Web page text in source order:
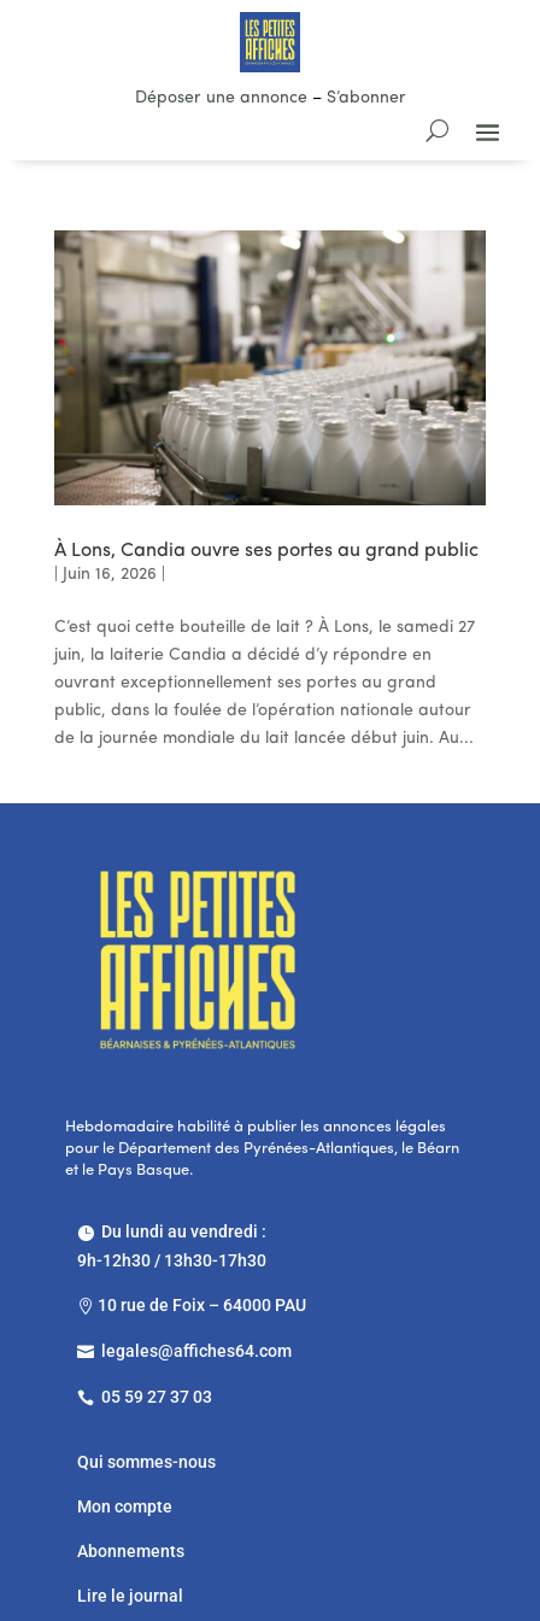
Déposer une annonce– S’abonner
À Lons, Candia ouvre ses portes au grand public
Juin 16, 2026
C’est quoi cette bouteille de lait ? À Lons, le samedi 27
juin, la laiterie Candia a décidé d’y répondre en
ouvrant exceptionnellement ses portes au grand
public, dans la foulée de l’opération nationale autour
de la journée mondiale du lait lancée début juin. Au...
Hebdomadaire habilité à publier les annonces légales
pour le Département des Pyrénées-Atlantiques, le Béarn
et le Pays Basque.
Du lundi au vendredi :
9h-12h30 / 13h30-17h30
 10 rue de Foix – 64000 PAU
 legales@affiches64.com
 05 59 27 37 03
Qui sommes-nous
Mon compte
Abonnements
Lire le journal